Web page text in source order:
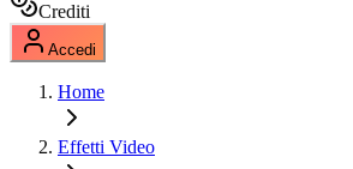
Crediti
Accedi
Home
Effetti Video